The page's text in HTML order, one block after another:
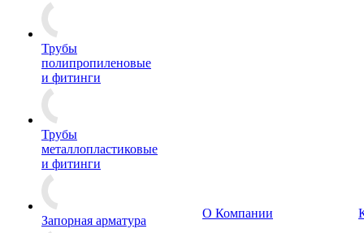
Трубы
полипропиленовые
и фитинги
Трубы
металлопластиковые
и фитинги
Запорная арматура
О Компании